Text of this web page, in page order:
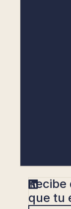
Recibe
que tu